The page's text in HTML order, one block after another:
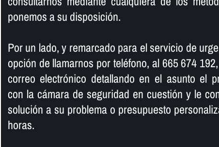
ponemos a su disposición.
Por un lado, y remarcado para el servicio de
opción de llamarnos por teléfono, al 665 674
correo electrónico detallando en el asunto el
con la cámara de seguridad en cuestión y le
solución a su problema o presupuesto
horas.